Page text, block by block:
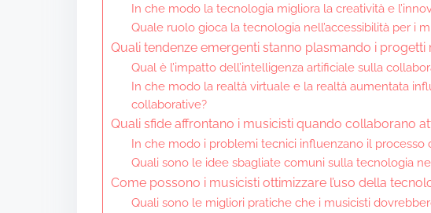
In che modo la tecnologia migliora la creatività e
Quale ruolo gioca la tecnologia nell’accessibilità per i
Quali tendenze emergenti stanno plasmando i
Qual è l’impatto dell’intelligenza artificiale sulla
In che modo la realtà virtuale e la realtà aumentata
collaborative?
Quali sfide affrontano i musicisti quando collaborano
In che modo i problemi tecnici influenzano il processo
Quali sono le idee sbagliate comuni sulla tecnologia
Come possono i musicisti ottimizzare l’uso della
Quali sono le migliori pratiche che i musicisti